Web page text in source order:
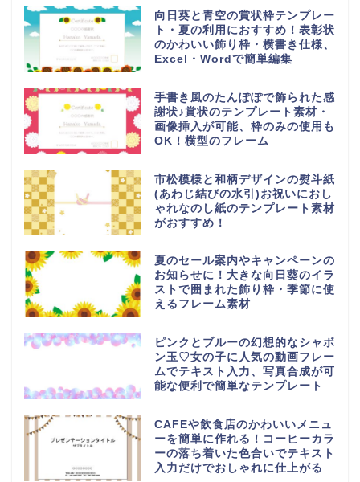
向日葵と青空の賞状枠テンプレー
ト・夏の利用におすすめ！表彰状
のかわいい飾り枠・横書き仕様、
Excel・Wordで簡単編集
手書き風のたんぽぽで飾られた感
謝状♪賞状のテンプレート素材・
画像挿入が可能、枠のみの使用も
OK！横型のフレーム
市松模様と和柄デザインの熨斗紙
(あわじ結びの水引)お祝いにおし
ゃれなのし紙のテンプレート素材
がおすすめ！
夏のセール案内やキャンペーンの
お知らせに！大きな向日葵のイラ
ストで囲まれた飾り枠・季節に使
えるフレーム素材
ピンクとブルーの幻想的なシャボ
ン玉♡女の子に人気の動画フレー
ムでテキスト入力、写真合成が可
能な便利で簡単なテンプレート
CAFEや飲食店のかわいいメニュ
ーを簡単に作れる！コーヒーカラ
ーの落ち着いた色合いでテキスト
入力だけでおしゃれに仕上がる